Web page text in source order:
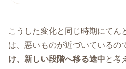
こうした変化と同じ時期にてん
は、悪いものが近づいているの
け、新しい段階へ移る途中と考